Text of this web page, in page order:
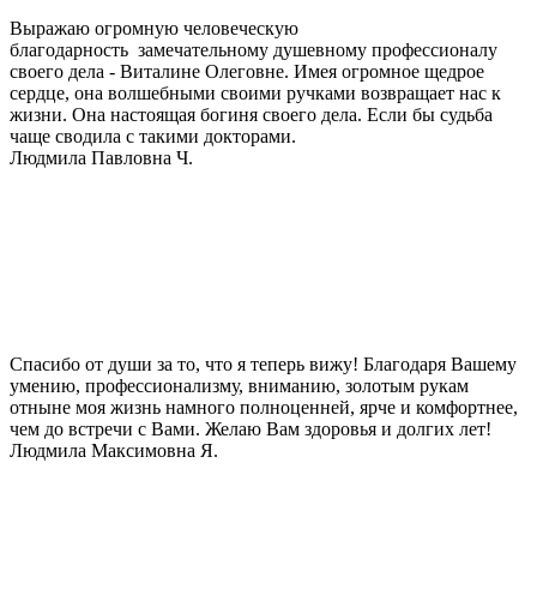
Выражаю огромную человеческую
благодарность замечательному душевному профессионалу
своего дела - Виталине Олеговне. Имея огромное щедрое
сердце, она волшебными своими ручками возвращает нас к
жизни. Она настоящая богиня своего дела. Если бы судьба
чаще сводила с такими докторами.
Людмила Павловна Ч.
Спасибо от души за то, что я теперь вижу! Благодаря Вашему
умению, профессионализму, вниманию, золотым рукам
отныне моя жизнь намного полноценней, ярче и комфортнее,
чем до встречи с Вами. Желаю Вам здоровья и долгих лет!
Людмила Максимовна Я.